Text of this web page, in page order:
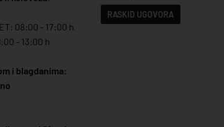
08:00 - 17:00 h
- 13:00 h
i blagdanima:
RASKID UGOVORA